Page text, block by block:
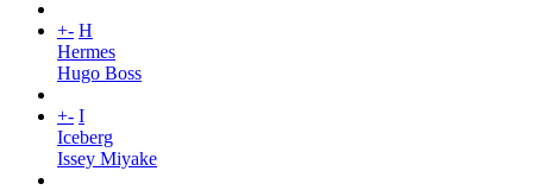
+- H
Hermes
Hugo Boss
+- I
Iceberg
Issey Miyake